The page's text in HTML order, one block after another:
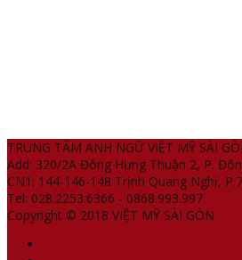
TRUNG TÂM ANH NGỮ VIỆT MỸ SÀI
Add: 320/2A Đông Hưng Thuận 2, P.
CN1: 144-146-148 Trịnh Quang Nghị,
Tel: 028.2253.6366 - 0868.993.997
Copyright © 2018 VIỆT MỸ SÀI GÒN